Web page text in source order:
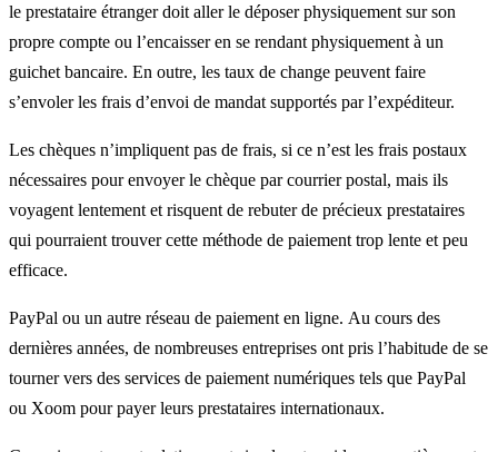
le prestataire étranger doit aller le déposer physiquement sur son
propre compte ou l’encaisser en se rendant physiquement à un
guichet bancaire. En outre, les taux de change peuvent faire
s’envoler les frais d’envoi de mandat supportés par l’expéditeur.
Les chèques n’impliquent pas de frais, si ce n’est les frais postaux
nécessaires pour envoyer le chèque par courrier postal, mais ils
voyagent lentement et risquent de rebuter de précieux prestataires
qui pourraient trouver cette méthode de paiement trop lente et peu
efficace.
PayPal ou un autre réseau de paiement en ligne. Au cours des
dernières années, de nombreuses entreprises ont pris l’habitude de se
tourner vers des services de paiement numériques tels que PayPal
ou Xoom pour payer leurs prestataires internationaux.